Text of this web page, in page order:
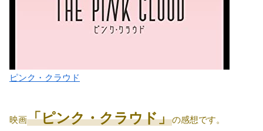
ピンク・クラウド
映画「ピンク・クラウド」の感想です。